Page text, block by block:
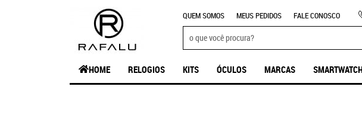
QUEM SOMOS MEUS PEDIDOS FALE CONOSCO
HOME RELOGIOS KITS ÓCULOS MARCAS